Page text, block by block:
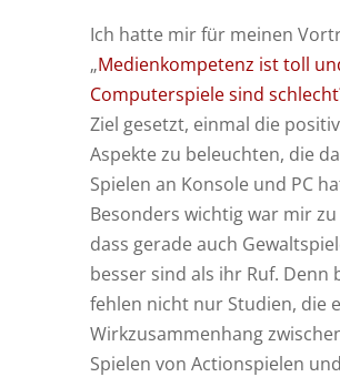
Ich hatte mir für meinen
„Medienkompetenz ist toll
Computerspiele sind
Ziel gesetzt, einmal die
Aspekte zu beleuchten, die
Spielen an Konsole und PC
Besonders wichtig war mir zu
dass gerade auch
besser sind als ihr Ruf. Denn
fehlen nicht nur Studien, die
Wirkzusammenhang
Spielen von Actionspielen